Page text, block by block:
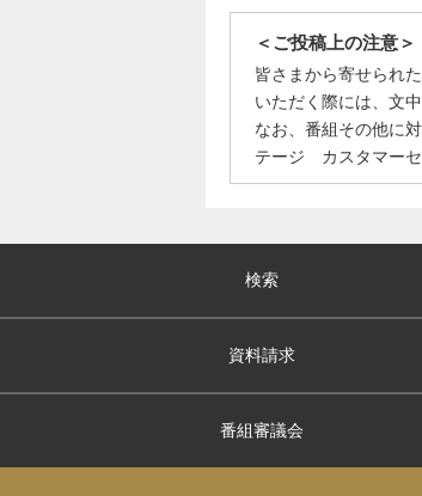
＜ご投稿上の注意＞
皆さまから寄せられ
いただく際には、文
なお、番組その他に
テージ カスタマーセ
検索
資料請求
番組審議会